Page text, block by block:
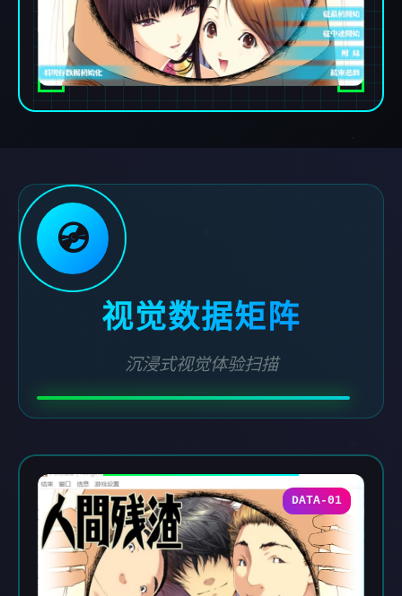
💿
视觉数据矩阵
沉浸式视觉体验扫描
DATA-01